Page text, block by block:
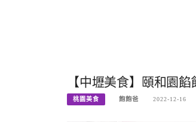
【中壢美食】頤和園
桃園美食 飽飽爸 2022-12-16